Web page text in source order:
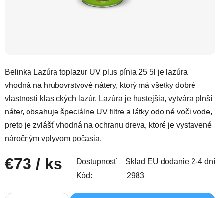
Belinka Lazúra toplazur UV plus pínia 25 5l je lazúra
vhodná na hrubovrstvové nátery, ktorý má všetky dobré
vlastnosti klasických lazúr. Lazúra je hustejšia, vytvára plnší
náter, obsahuje špeciálne UV filtre a látky odolné voči vode,
preto je zvlášť vhodná na ochranu dreva, ktoré je vystavené
náročným vplyvom počasia.
€73 / ks Dostupnosť
Sklad EU dodanie 2-4 dní
Kód:
2983